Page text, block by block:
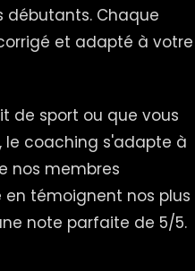
débutants. Chaque
et adapté à votre
de sport ou que vous
le coaching s'adapte à
nos membres
témoignent nos plus
note parfaite de 5/5.